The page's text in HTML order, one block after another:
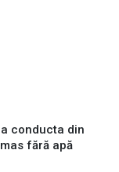
conducta din
fără apă